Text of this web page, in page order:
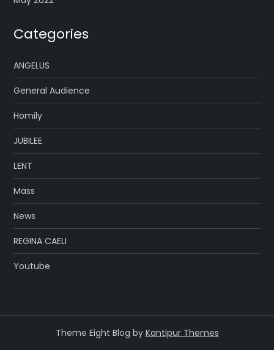
Categories
ANGELUS
General Audience
Homily
JUBILEE
LENT
Mass
News
REGINA CAELI
Youtube
Theme Eight Blog by Kantipur Themes